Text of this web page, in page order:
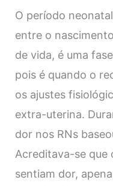
O período
entre o
de vida, é uma
pois é quando o
os ajustes
extra-uterina.
dor nos RNs
Acreditava-se que
sentiam dor,